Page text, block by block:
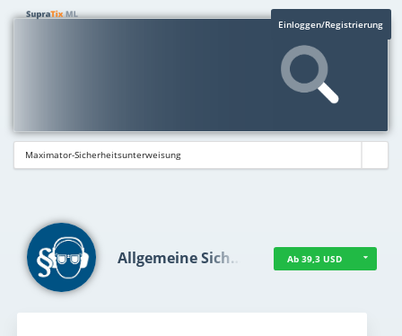
Einloggen/Registrierung
Allgemeine Sich… Ab 39,3 USD